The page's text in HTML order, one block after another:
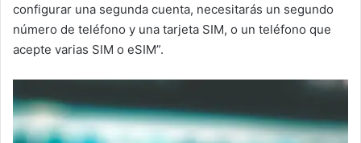
configurar una segunda cuenta, necesitarás un segundo
número de teléfono y una tarjeta SIM, o un teléfono que
acepte varias SIM o eSIM”.